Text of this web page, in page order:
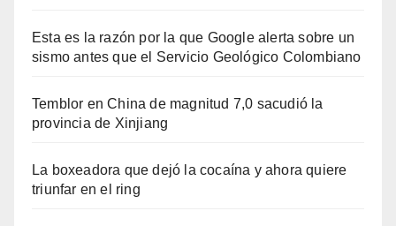
Esta es la razón por la que Google alerta sobre un
sismo antes que el Servicio Geológico Colombiano
Temblor en China de magnitud 7,0 sacudió la
provincia de Xinjiang
La boxeadora que dejó la cocaína y ahora quiere
triunfar en el ring​